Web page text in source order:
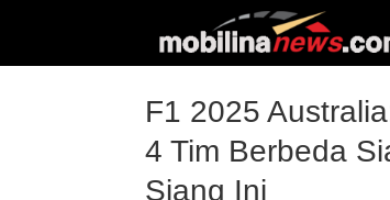
F1 2025
4 Tim Berbeda
Siang Ini